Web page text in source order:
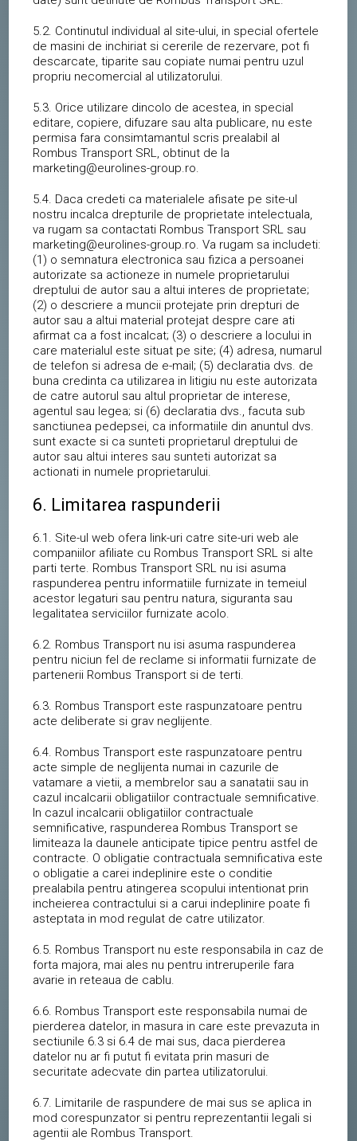
5.2. Continutul individual al site-ului, in special ofertele
de masini de inchiriat si cererile de rezervare, pot fi
descarcate, tiparite sau copiate numai pentru uzul
propriu necomercial al utilizatorului.
5.3. Orice utilizare dincolo de acestea, in special
editare, copiere, difuzare sau alta publicare, nu este
permisa fara consimtamantul scris prealabil al
Rombus Transport SRL, obtinut de la
marketing@eurolines-group.ro.
5.4. Daca credeti ca materialele afisate pe site-ul
nostru incalca drepturile de proprietate intelectuala,
va rugam sa contactati Rombus Transport SRL sau
marketing@eurolines-group.ro. Va rugam sa includeti:
(1) o semnatura electronica sau fizica a persoanei
autorizate sa actioneze in numele proprietarului
dreptului de autor sau a altui interes de proprietate;
(2) o descriere a muncii protejate prin drepturi de
autor sau a altui material protejat despre care ati
afirmat ca a fost incalcat; (3) o descriere a locului in
care materialul este situat pe site; (4) adresa, numarul
de telefon si adresa de e-mail; (5) declaratia dvs. de
buna credinta ca utilizarea in litigiu nu este autorizata
de catre autorul sau altul proprietar de interese,
agentul sau legea; si (6) declaratia dvs., facuta sub
sanctiunea pedepsei, ca informatiile din anuntul dvs.
sunt exacte si ca sunteti proprietarul dreptului de
autor sau altui interes sau sunteti autorizat sa
actionati in numele proprietarului.
6. Limitarea raspunderii
6.1. Site-ul web ofera link-uri catre site-uri web ale
companiilor afiliate cu Rombus Transport SRL si alte
parti terte. Rombus Transport SRL nu isi asuma
raspunderea pentru informatiile furnizate in temeiul
acestor legaturi sau pentru natura, siguranta sau
legalitatea serviciilor furnizate acolo.
6.2. Rombus Transport nu isi asuma raspunderea
pentru niciun fel de reclame si informatii furnizate de
partenerii Rombus Transport si de terti.
6.3. Rombus Transport este raspunzatoare pentru
acte deliberate si grav neglijente.
6.4. Rombus Transport este raspunzatoare pentru
acte simple de neglijenta numai in cazurile de
vatamare a vietii, a membrelor sau a sanatatii sau in
cazul incalcarii obligatiilor contractuale semnificative.
In cazul incalcarii obligatiilor contractuale
semnificative, raspunderea Rombus Transport se
limiteaza la daunele anticipate tipice pentru astfel de
contracte. O obligatie contractuala semnificativa este
o obligatie a carei indeplinire este o conditie
prealabila pentru atingerea scopului intentionat prin
incheierea contractului si a carui indeplinire poate fi
asteptata in mod regulat de catre utilizator.
6.5. Rombus Transport nu este responsabila in caz de
forta majora, mai ales nu pentru intreruperile fara
avarie in reteaua de cablu.
6.6. Rombus Transport este responsabila numai de
pierderea datelor, in masura in care este prevazuta in
sectiunile 6.3 si 6.4 de mai sus, daca pierderea
datelor nu ar fi putut fi evitata prin masuri de
securitate adecvate din partea utilizatorului.
6.7. Limitarile de raspundere de mai sus se aplica in
mod corespunzator si pentru reprezentantii legali si
agentii ale Rombus Transport.